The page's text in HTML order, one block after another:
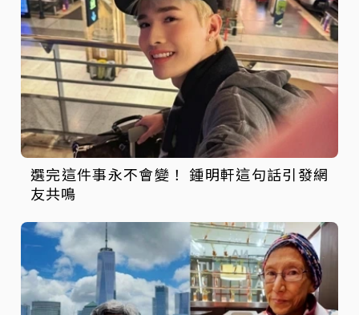
選完這件事永不會變！ 鍾明軒這句話引發網
友共鳴